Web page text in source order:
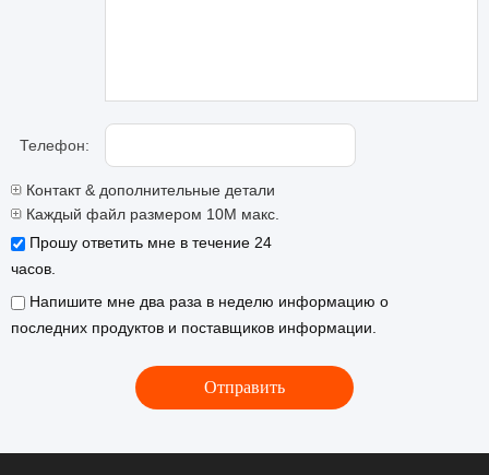
Телефон:
Контакт & дополнительные детали
Каждый файл размером 10M макс.
Прошу ответить мне в течение 24
часов.
Напишите мне два раза в неделю информацию о
последних продуктов и поставщиков информации.